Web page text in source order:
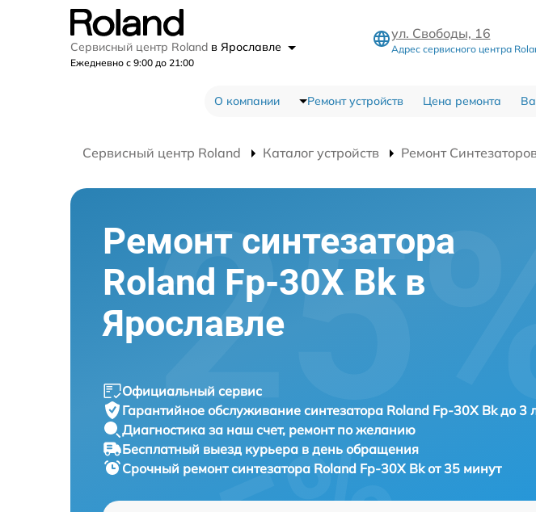
Сервисный центр Roland в Ярославле
Ежедневно с 9:00 до 21:00
ул. Свободы, 16
Адрес сервисного центра
О компании Ремонт устройств Цена ремонта
Сервисный центр Roland Каталог устройств Ремонт
Ремонт синтезатора
Roland Fp-30X Bk в
Ярославле
Официальный сервис
Гарантийное обслуживание синтезатора Roland Fp-30X Bk до 3
Диагностика за наш счет, ремонт по желанию
Бесплатный выезд курьера в день обращения
Срочный ремонтсинтезатора Roland Fp-30X Bk от 35 минут